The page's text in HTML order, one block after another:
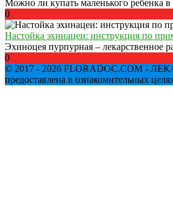
Можно ли купать маленького ребенка в
0
Настойка эхинацеи: инструкция по
Эхиноцея пурпурная – лекарственное
0
© 2017 - 2026 FLORADOC.COM -
предоставлена в ознакомительных